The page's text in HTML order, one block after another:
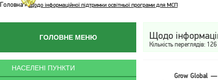
Головна»Щодо інформаційної підтримки освітньої програми для МСП
ГОЛОВНЕ МЕНЮ
НАСЕЛЕНІ ПУНКТИ
Щодо
Кількість переглядів: 126
Grow Global